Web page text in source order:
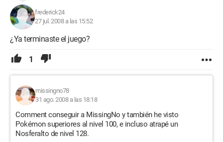
frederick24
27 jul. 2008 a las 15:52
¿Ya terminaste el juego?
1
missingno78
31 ago. 2008 a las 18:18
Comment conseguir a MissingNo y también he visto
Pokémon superiores al nivel 100, e incluso atrapé un
Nosferalto de nivel 128.